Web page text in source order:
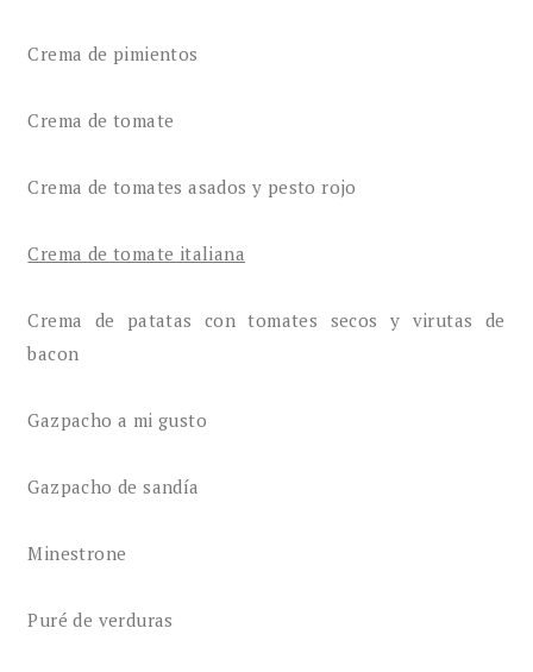
Crema de pimientos
Crema de tomate
Crema de tomates asados y pesto rojo
Crema de tomate italiana
Crema de patatas con tomates secos y virutas de
bacon
Gazpacho a mi gusto
Gazpacho de sandía
Minestrone
Puré de verduras